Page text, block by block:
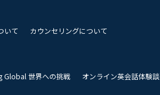
いて
カウンセリングについて
Global 世界への挑戦
オンライン英会話体験談